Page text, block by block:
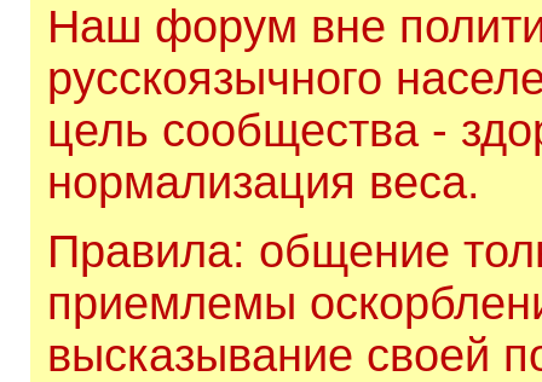
Наш форум вне
русскоязычного
цель сообщества -
нормализация веса.
Правила: общение
приемлемы
высказывание своей